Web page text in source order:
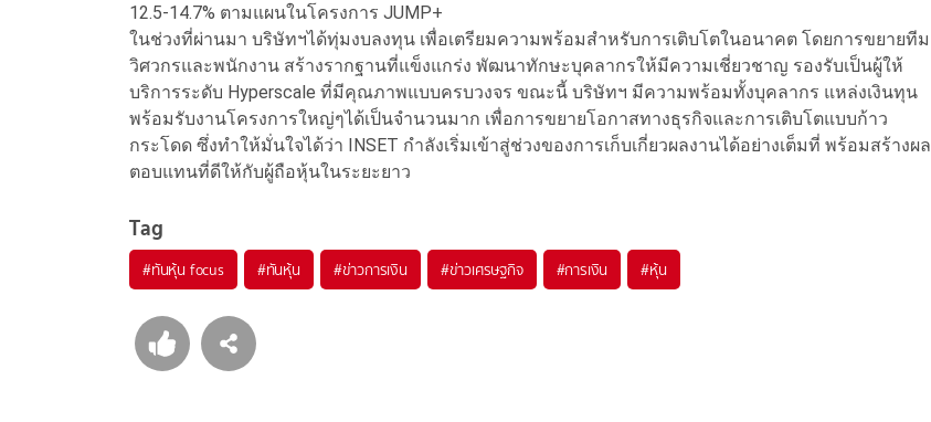
12.5-14.7% ตามแผนในโครงการ JUMP+
ในช่วงที่ผ่านมา บริษัทฯได้ทุ่มงบลงทุน เพื่อเตรียมความพร้อมสำหรับการเติบโตในอนาคต โดยการขยายทีม
วิศวกรและพนักงาน สร้างรากฐานที่แข็งแกร่ง พัฒนาทักษะบุคลากรให้มีความเชี่ยวชาญ รองรับเป็นผู้ให้
บริการระดับ Hyperscale ที่มีคุณภาพแบบครบวงจร ขณะนี้ บริษัทฯ มีความพร้อมทั้งบุคลากร แหล่งเงินทุน
พร้อมรับงานโครงการใหญ่ๆได้เป็นจำนวนมาก เพื่อการขยายโอกาสทางธุรกิจและการเติบโตแบบก้าว
กระโดด ซึ่งทำให้มั่นใจได้ว่า INSET กำลังเริ่มเข้าสู่ช่วงของการเก็บเกี่ยวผลงานได้อย่างเต็มที่ พร้อมสร้างผล
ตอบแทนที่ดีให้กับผู้ถือหุ้นในระยะยาว
Tag
#ทันหุ้น focus #ทันหุ้น #ข่าวการเงิน #ข่าวเศรษฐกิจ #การเงิน #หุ้น